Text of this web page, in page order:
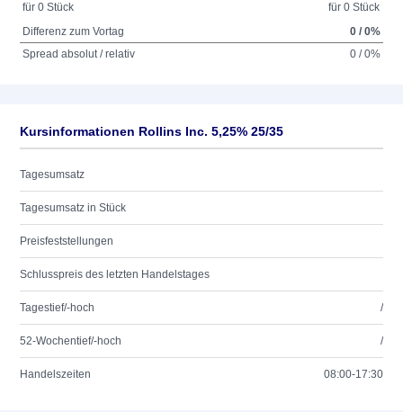
für 0 Stück
für 0 Stück
Differenz zum Vortag
0 / 0%
Spread absolut / relativ
0 / 0%
Kursinformationen Rollins Inc. 5,25% 25/35
Tagesumsatz
Tagesumsatz in Stück
Preisfeststellungen
Schlusspreis des letzten Handelstages
Tagestief/-hoch /
52-Wochentief/-hoch /
Handelszeiten 08:00-17:30